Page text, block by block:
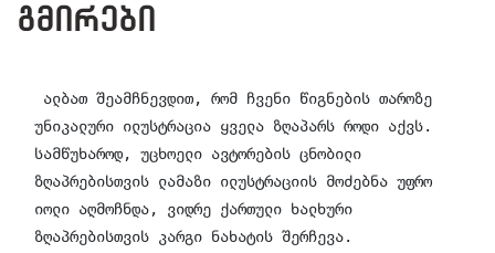
გმირები
უნიკალური ილუსტრაცია ყველა ზღაპარს როდი აქვს.
სამწუხაროდ, უცხოელი ავტორების ცნობილი
ზღაპრებისთვის ლამაზი ილუსტრაციის მოძებნა უფრო
იოლი აღმოჩნდა, ვიდრე ქართული ხალხური
ზღაპრებისთვის კარგი ნახატის შერჩევა.